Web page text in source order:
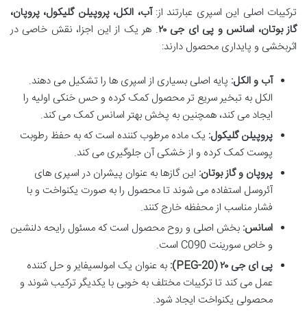
ترکیبات اصلی این اسپری عبارتند از:آب، الکل، پروپیلن گلیکول، پروپان،
گاز بوتان، اسانس و پی ای جی ۲۰ . هر یک از این اجزا، نقش خاصی در
اثربخشی و پایداری محصول دارند:
آب و الکل: پایه اصلی بسیاری از اسپری ها را تشکیل می دهند.
الکل به تبخیر سریع تر محصول کمک کرده و حس خنکی اولیه را
ایجاد می کند، همچنین به پخش بهتر اسانس کمک می کند.
پروپیلن گلیکول: یک ماده مرطوب کننده است که به حفظ رطوبت
پوست کمک کرده و از خشکی آن جلوگیری می کند.
پروپان و گاز بوتان: این گازها به عنوان پیشران در اسپری های
آئروسل استفاده می شوند تا محصول را به صورت یکنواخت و با
فشار مناسب از محفظه خارج کنند.
اسانس: بخش اصلی و روح محصول است که مسئول رایحه دلنشین
و خاص سورینت C090 است.
پی ای جی ۲۰ (PEG-20):
به عنوان یک امولسیفایر و حل کننده
عمل می کند تا ترکیبات مختلف به خوبی با یکدیگر ترکیب شوند و
محصولی یکنواخت ایجاد شود.